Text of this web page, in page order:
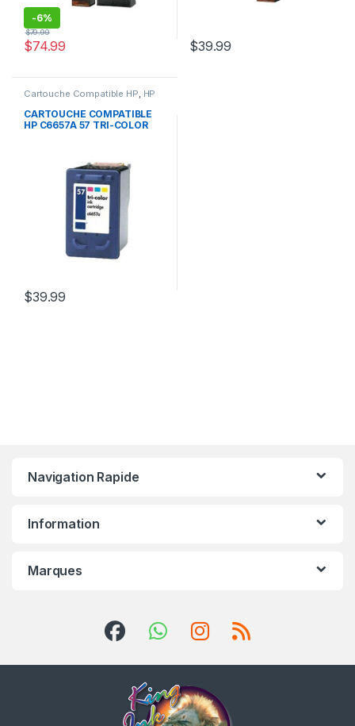
-6%
$74.99
$79.99
$39.99
Cartouche Compatible HP, HP
CARTOUCHE COMPATIBLE
HP C6657A 57 TRI-COLOR
$39.99
Navigation Rapide
Information
Marques